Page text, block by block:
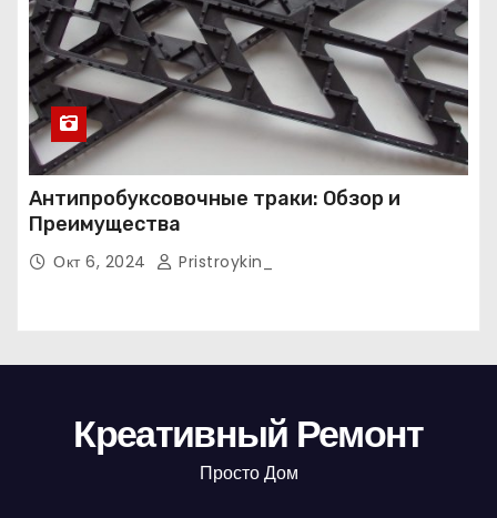
Антипробуксовочные траки: Обзор и
Преимущества
Окт 6, 2024 Pristroykin_
Креативный Ремонт
Просто Дом